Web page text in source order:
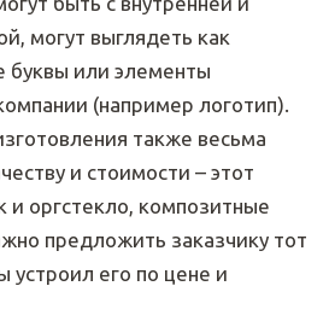
могут выглядеть как
буквы или элементы
(например логотип).
также весьма
и стоимости – этот
и оргстекло, композитные
предложить заказчику тот
устроил его по цене и